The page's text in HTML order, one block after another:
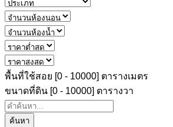
พื้นที่ใช้สอย [0 - 10000] ตารางเมตร
ขนาดที่ดิน [0 - 10000] ตารางวา
ค้นหา